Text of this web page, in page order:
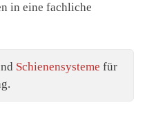
in eine fachliche
Schienensysteme für